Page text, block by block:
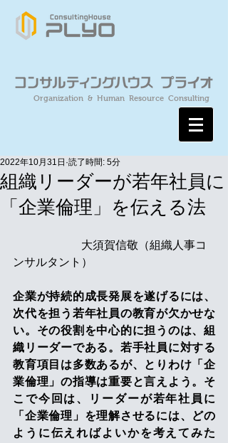
Organization & Human Resource Consulting
組織リーダーが若年社員に
「企業倫理」を伝える法
2022年10月31日 読了時間: 5分
大須賀信敬（組織人事コ
ンサルタント）
企業が持続的成長発展を遂げるには、
次代を担う若年社員の教育が欠かせな
い。その役割を中心的に担うのは、組
織リーダーである。若手社員に対する
教育項目は多数あるが、とりわけ「企
業倫理」の指導は重要と言えよう。そ
こで今回は、リーダーが若年社員に
「企業倫理」を理解させるには、どの
ように伝えればよいかを考えてみた